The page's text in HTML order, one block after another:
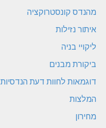
מהנדס קונסטרוקציה
איתור נזילות
ליקויי בניה
ביקורת מבנים
דוגמאות לחוות דעת הנדסיות
המלצות
מחירון